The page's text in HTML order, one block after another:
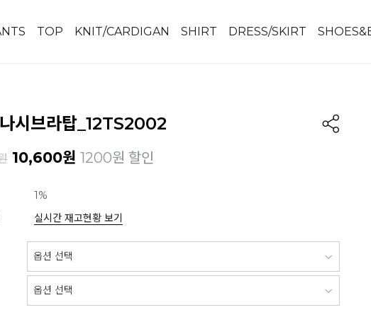
TOP KNIT/CARDIGAN SHIRT DRESS/SKIRT
시브라탑_12TS2002
10,600원 1200원 할인
1%
실시간 재고현황 보기